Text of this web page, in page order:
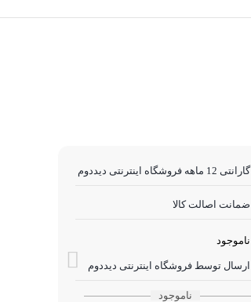
گارانتی 12 ماهه فروشگاه اینترنتی دیددوم
ضمانت اصالت کالا
ناموجود
ارسال توسط فروشگاه اینترنتی دیددوم
ناموجود